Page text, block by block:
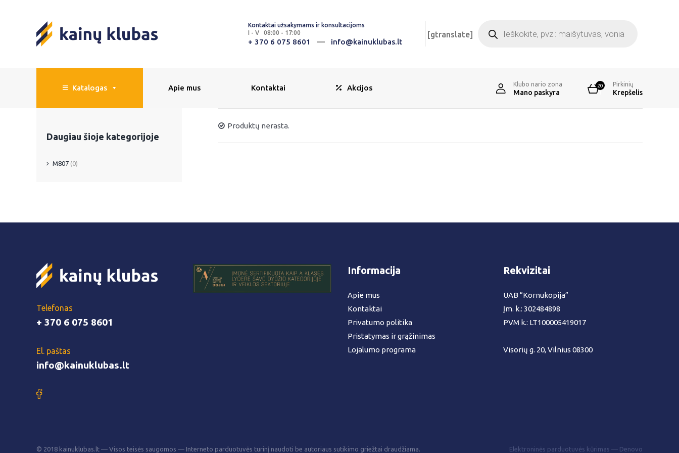
search
Kontaktai užsakymams ir konsultacijoms
I - V 08:00 - 17:00
+ 370 6 075 8601 — info@kainuklubas.lt
[gtranslate]
Katalogas Apie mus Kontaktai Akcijos Klubo nario zona
Mano paskyra
20
Pirkinių
Krepšelis
Produktų nerasta.
Daugiau šioje kategorijoje
M807 (0)
Telefonas
+ 370 6 075 8601
El. paštas
info@kainuklubas.lt
Informacija
Apie mus
Kontaktai
Privatumo politika
Pristatymas ir grąžinimas
Lojalumo programa
Rekvizitai
UAB “Kornukopija”
Įm. k.: 302484898
PVM k.: LT100005419017
Visorių g. 20, Vilnius 08300
© 2018 kainuklubas.lt — Visos teisės saugomos — Interneto parduotuvės turinį naudoti be autoriaus sutikimo griežtai draudžiama. Elektroninės parduotuvės kūrimas — Denovo